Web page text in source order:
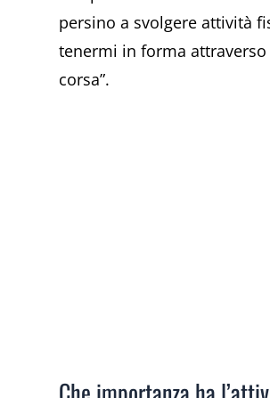
persino a svolgere attività
tenermi in forma attraverso
corsa”.